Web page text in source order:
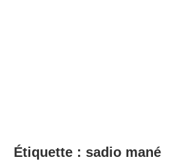
Étiquette : sadio mané